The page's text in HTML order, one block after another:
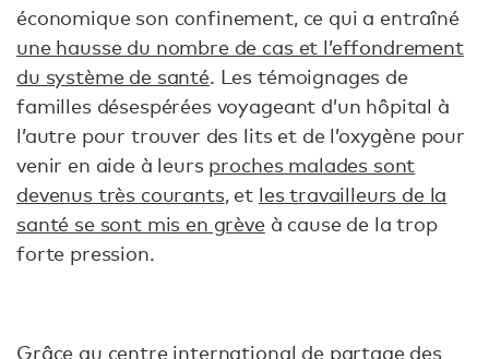
économique son confinement, ce qui a entraîné
une hausse du nombre de cas et l’effondrement
du système de santé. Les témoignages de
familles désespérées voyageant d’un hôpital à
l’autre pour trouver des lits et de l’oxygène pour
venir en aide à leurs proches malades sont
devenus très courants, et les travailleurs de la
santé se sont mis en grèveà cause de la trop
forte pression.
Grâce au centre international de partage des